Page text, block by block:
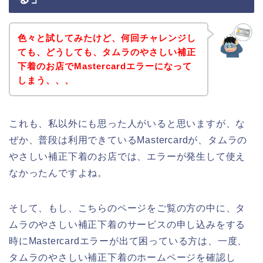
色々と試してみたけど、何回チャレンジし
ても、どうしても、タムラのやさしい補正
下着のお店でMastercardエラーになって
しまう、、、
これも、私以外にも思った人がいると思いますが、な
ぜか、普段は利用できているMastercardが、タムラの
やさしい補正下着のお店では、エラーが発生して使え
なかったんですよね。
そして、もし、こちらのページをご覧の方の中に、タ
ムラのやさしい補正下着のサービスの申し込みをする
時にMastercardエラーが出て困っている方は、一度、
タムラのやさしい補正下着のホームページを確認し